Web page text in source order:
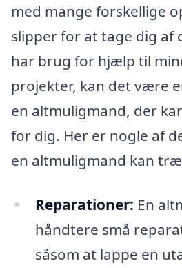
med mange forskellige
slipper for at tage dig af
har brug for hjælp til
projekter, kan det være
en altmuligmand, der
for dig. Her er nogle af
en altmuligmand kan
Reparationer: En
håndtere små
såsom at lappe en